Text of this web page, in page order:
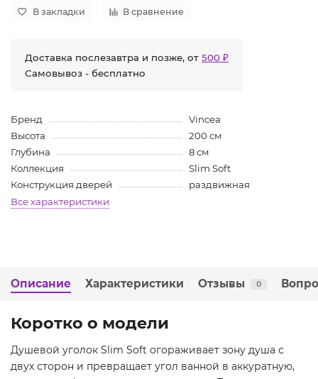
В закладки В сравнение
Доставка послезавтра и позже, от 500 ₽
Самовывоз - бесплатно
Бренд
Vincea
Высота
200 см
Глубина
8 см
Коллекция
Slim Soft
Конструкция дверей
раздвижная
Все характеристики
Описание Характеристики Отзывы 0
Коротко о модели
Душевой уголок Slim Soft огораживает зону душа с
двух сторон и превращает угол ванной в аккуратную,